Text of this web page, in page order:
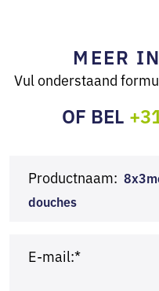
MEER
Vul onderstaand
OF BEL
Productnaam:
douches
E-mail:*